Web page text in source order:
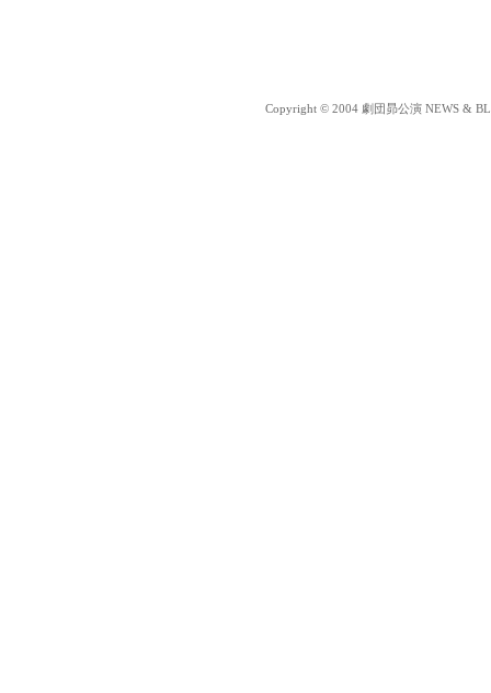
Copyright © 2004 劇団昴公演 NEWS &